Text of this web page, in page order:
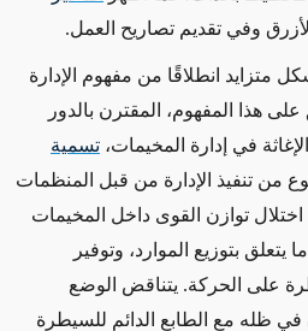
وفي تقديم تصاريح العمل.
متزايد انطلاقًا من مفهوم الإدارة
هذا المفهوم، المقترن بالدور
في إدارة المخيمات، تسمية
من تنفيذ الإدارة من قبل المنظمات
توازن القوى داخل المخيمات
بتوزيع الموارد، وتوفير
على الحركة. يتناقض الوضع
ظله مع الطابع الدائم للسيطرة